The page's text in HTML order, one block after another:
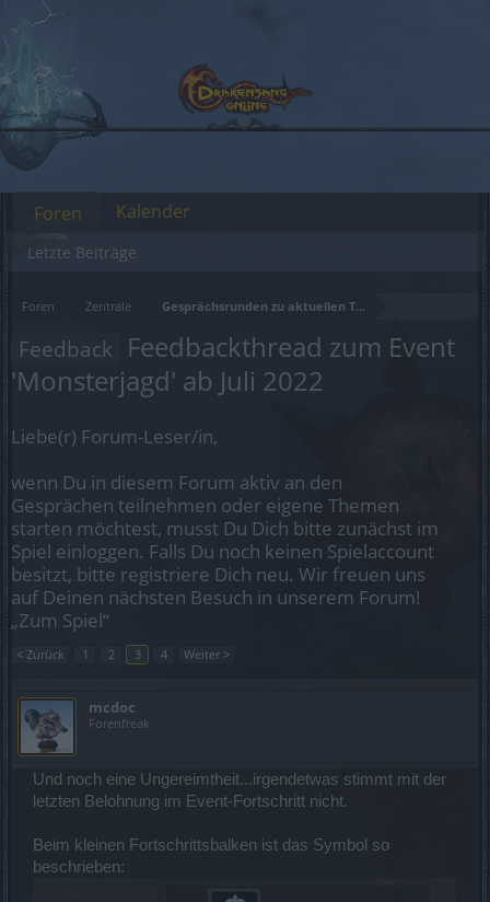
Foren Zentrale Gesprächsrunden zu aktuellen Themen
Feedback Feedbackthread zum Event
'Monsterjagd' ab Juli 2022
Liebe(r) Forum-Leser/in,
wenn Du in diesem Forum aktiv an den
Gesprächen teilnehmen oder eigene Themen
starten möchtest, musst Du Dich bitte zunächst im
Spiel einloggen. Falls Du noch keinen Spielaccount
besitzt, bitte registriere Dich neu. Wir freuen uns
auf Deinen nächsten Besuch in unserem Forum!
„Zum Spiel“
< Zurück 1 2 3 4 Weiter >
mcdoc
Forenfreak
Und noch eine Ungereimtheit...irgendetwas stimmt mit der
letzten Belohnung im Event-Fortschritt nicht.
Beim kleinen Fortschrittsbalken ist das Symbol so
beschrieben:
Foren
Letzte Beiträge
Kalender